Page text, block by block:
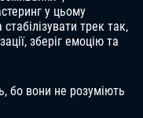
у цьому
трек так,
зберіг емоцію та
бо вони не розуміють